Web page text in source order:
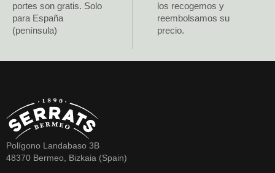
portes son gratis. Solo
para España
(península)
los recogemos y
reembolsamos su
precio.
Polígono Landabaso 3B
48370 Bermeo, Bizkaia (Spain)